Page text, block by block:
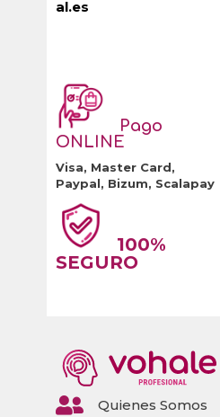
al.es
Pago
ONLINE
Visa, Master Card,
Paypal, Bizum, Scalapay
100%
SEGURO
 Quienes Somos